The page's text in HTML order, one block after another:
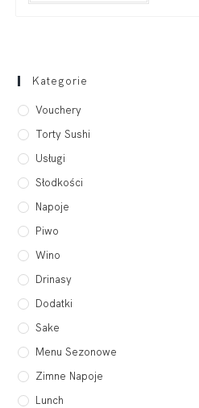
Kategorie
Vouchery
Torty Sushi
Usługi
Słodkości
Napoje
Piwo
Wino
Drinasy
Dodatki
Sake
Menu Sezonowe
Zimne Napoje
Lunch